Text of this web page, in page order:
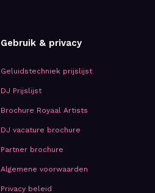
Gebruik & privacy
Geluidstechniek prijslijst
DJ Prijslijst
Brochure Royaal Artists
DJ vacature brochure
Partner brochure
Algemene voorwaarden
Privacy beleid